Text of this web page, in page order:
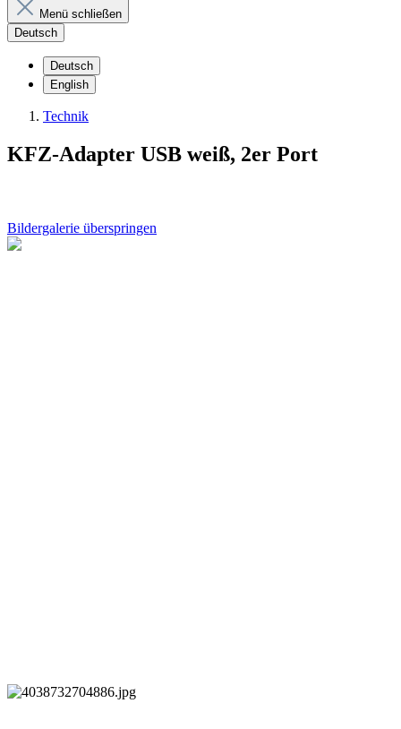
Menü schließen
Deutsch
Deutsch
English
Technik
KFZ-Adapter USB weiß, 2er Port
Bildergalerie überspringen